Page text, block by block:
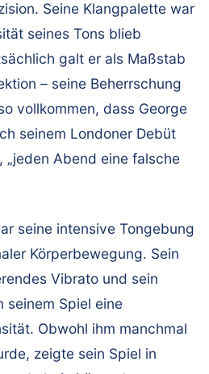
Seine Klangpalette war
seines Tons blieb
galt er als Maßstab
– seine Beherrschung
vollkommen, dass George
seinem Londoner Debüt
„jeden Abend eine falsche
seine intensive Tongebung
Körperbewegung. Sein
Vibrato und sein
seinem Spiel eine
Obwohl ihm manchmal
zeigte sein Spiel in